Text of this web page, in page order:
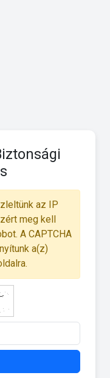
az IP
meg kell
A CAPTCHA
a(z)